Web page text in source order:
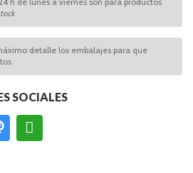
detalle los embalajes para que
SOCIALES